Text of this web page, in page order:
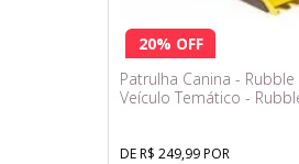
20% OFF
Patrulha Canina - Rubble
Veículo Temático -
DE R$ 249,99 POR